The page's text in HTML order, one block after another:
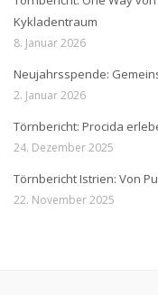
Kykladentraum
8. Januar 2026
Neujahrsspende:
2. Januar 2026
Törnbericht: Procida
24. Dezember 2025
Törnbericht Istrien: Von
22. November 2025